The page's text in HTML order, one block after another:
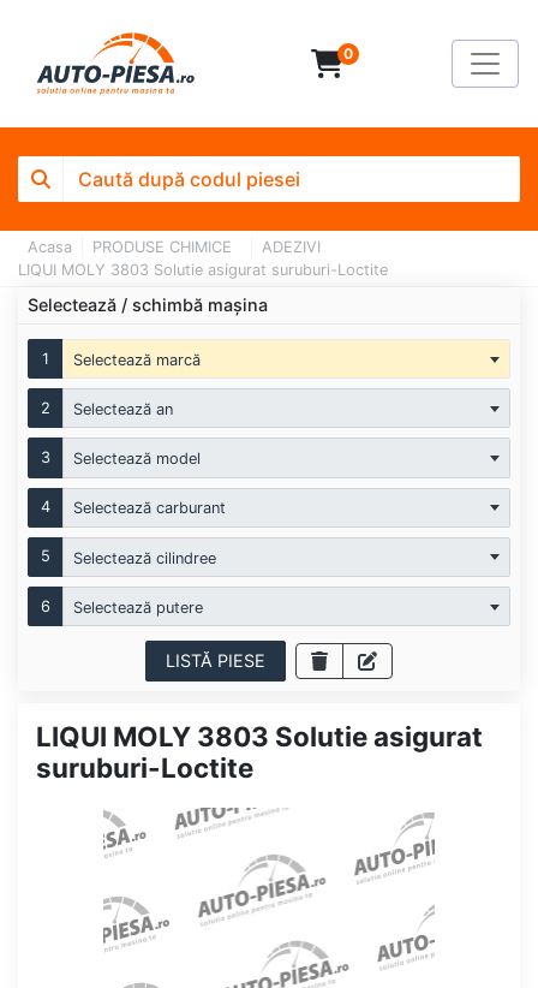
0
Acasa PRODUSE CHIMICE
ADEZIVI
LIQUI MOLY 3803 Solutie asigurat suruburi-Loctite
Selectează / schimbă mașina
1 Selectează marcă
2 Selectează an
3 Selectează model
4 Selectează carburant
5 Selectează cilindree
6 Selectează putere
LISTĂ PIESE
LIQUI MOLY 3803 Solutie asigurat
suruburi-Loctite